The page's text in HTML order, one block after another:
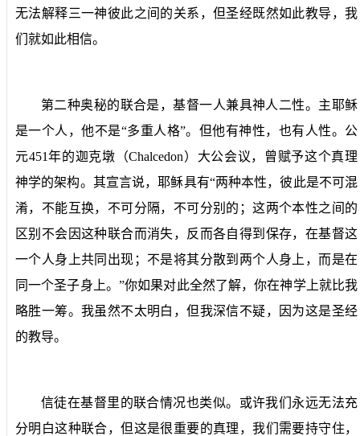
无法解释三一神彼此之间的关系，但圣经既然如此教导，我
们就如此相信。
第二种奥秘的联合是，基督一人兼具神人二性。主耶稣
是一个人，他不是“多重人格”。但他有神性，也有人性。公
元451年的迦克墩（Chalcedon）大公会议，曾赋予这个真理
神学的架构。其宣言说，耶稣具有“两种本性，彼此是不可混
淆，不能互换，不可分隔，不可分别的；这两个本性之间的
区别不会因这种联合而消失，反而各自得到保存，在基督这
一个人身上共同出现；不是将其分散到两个人身上，而是在
同一个圣子身上。”你如果对此全然了解，你在神学上就比我
略胜一筹。我虽然不太明白，但我深信不疑，因为这是圣经
的教导。
信徒在基督里的联合情况也类似。或许我们永远无法充
分明白这种联合，但这是很重要的真理，我们需要持守住，